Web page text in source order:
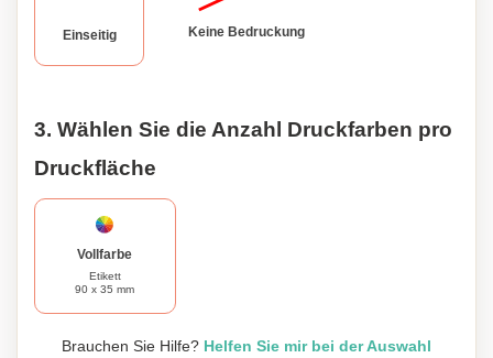
Einseitig Keine Bedruckung
3. Wählen Sie die Anzahl Druckfarben pro
Druckfläche
Vollfarbe
Etikett
90 x 35 mm
Brauchen Sie Hilfe? Helfen Sie mir bei der Auswahl